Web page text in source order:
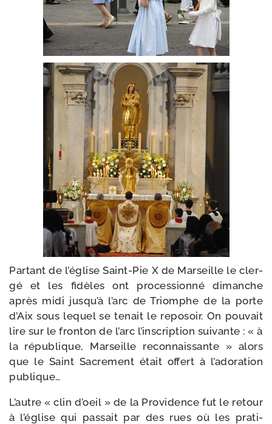
Partant de l’é­glise Saint-​Pie X de Marseille le cler­
gé et les fidèles ont pro­ces­sion­né dimanche
après midi jus­qu’à l’arc de Triomphe de la porte
d’Aix sous lequel se tenait le repo­soir. On pou­vait
lire sur le fron­ton de l’arc l’ins­crip­tion sui­vante : « à
la répu­blique, Marseille recon­nais­sante » alors
que le Saint Sacrement était offert à l’a­do­ra­tion
publique…
L’autre « clin d’oeil » de la Providence fut le retour
à l’é­glise qui pas­sait par des rues où les pra­ti­